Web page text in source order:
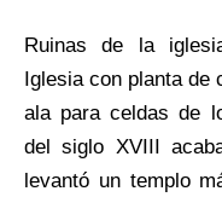
Ruinas de la
Iglesia con planta de
ala para celdas de
del siglo XVIII
levantó un templo